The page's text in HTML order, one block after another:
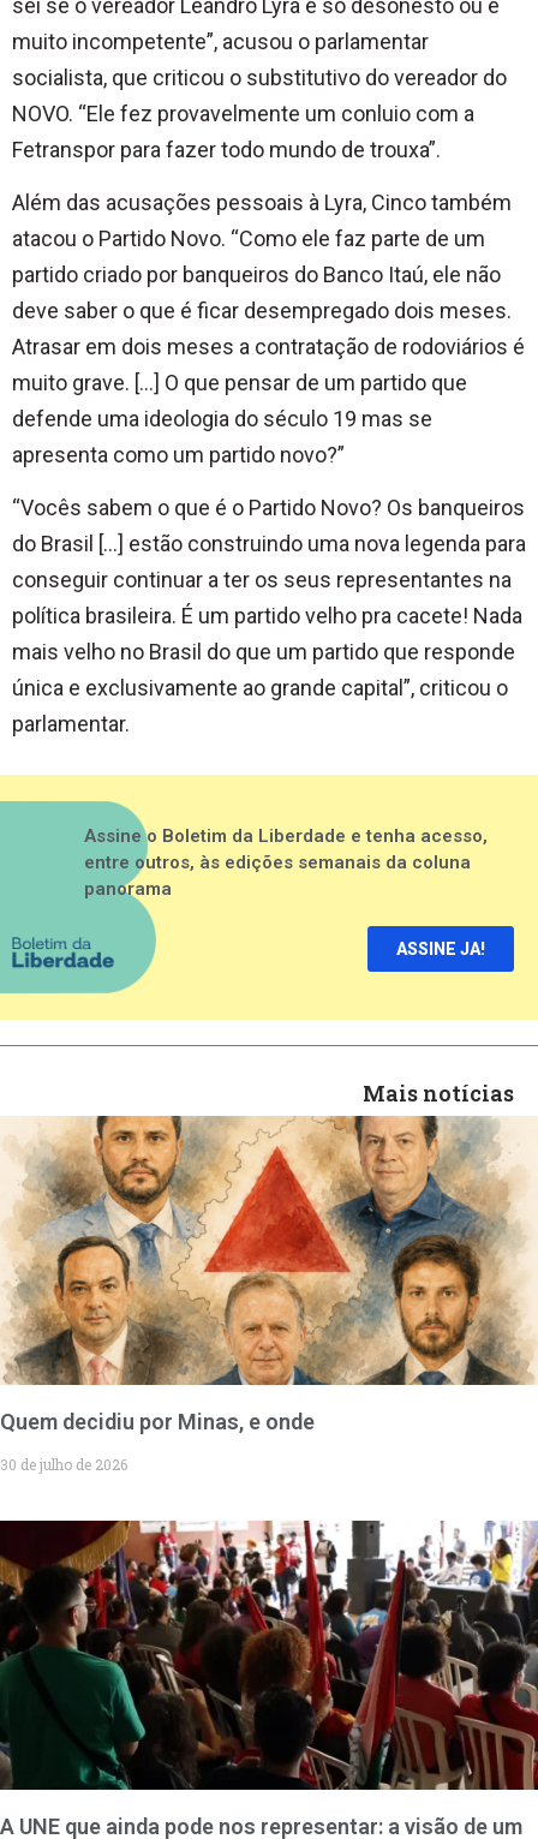
muito incompetente”, acusou o parlamentar
socialista, que criticou o substitutivo do vereador do
NOVO. “Ele fez provavelmente um conluio com a
Fetranspor para fazer todo mundo de trouxa”.
Além das acusações pessoais à Lyra, Cinco também
atacou o Partido Novo. “Como ele faz parte de um
partido criado por banqueiros do Banco Itaú, ele não
deve saber o que é ficar desempregado dois meses.
Atrasar em dois meses a contratação de rodoviários é
muito grave. […] O que pensar de um partido que
defende uma ideologia do século 19 mas se
apresenta como um partido novo?”
“Vocês sabem o que é o Partido Novo? Os banqueiros
do Brasil […] estão construindo uma nova legenda para
conseguir continuar a ter os seus representantes na
política brasileira. É um partido velho pra cacete! Nada
mais velho no Brasil do que um partido que responde
única e exclusivamente ao grande capital”, criticou o
parlamentar.
Assine o Boletim da Liberdade e tenha acesso,
entre outros, às edições semanais da coluna
panorama
ASSINE JA!
Mais notícias
Quem decidiu por Minas, e onde
30 de julho de 2026
A UNE que ainda pode nos representar: a visão de um